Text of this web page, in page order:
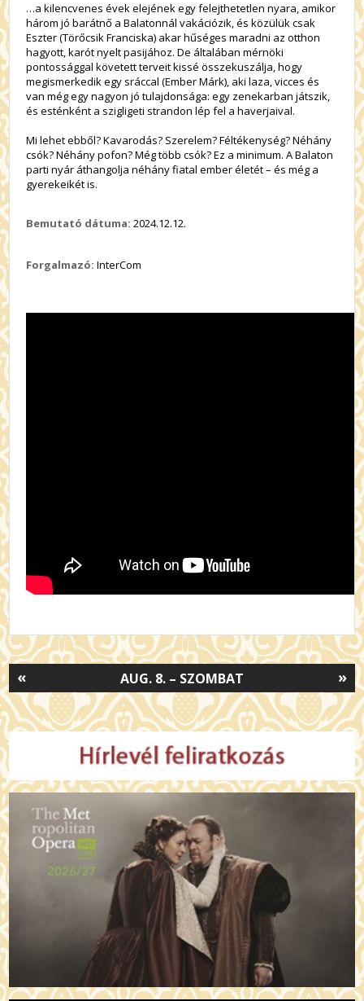
…a kilencvenes évek elejének egy felejthetetlen nyara, amikor
három jó barátnő a Balatonnál vakációzik, és közülük csak
Eszter (Törőcsik Franciska) akar hűséges maradni az otthon
hagyott, karót nyelt pasijához. De általában mérnöki
pontossággal követett terveit kissé összekuszálja, hogy
megismerkedik egy sráccal (Ember Márk), aki laza, vicces és
van még egy nagyon jó tulajdonsága: egy zenekarban játszik,
és esténként a szigligeti strandon lép fel a haverjaival.
Mi lehet ebből? Kavarodás? Szerelem? Féltékenység? Néhány
csók? Néhány pofon? Még több csók? Ez a minimum. A Balaton
parti nyár áthangolja néhány fiatal ember életét – és még a
gyerekeikét is.
Bemutató dátuma: 2024.12.12.
Forgalmazó: InterCom
»
AUG. 8. – SZOMBAT
«